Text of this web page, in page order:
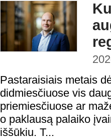
Pastaraisiais metais
didmiesčiuose vis
priemiesčiuose ar
o paklausą palaiko
iššūkiu. T...